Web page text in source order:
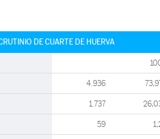
DE CUARTE DE HUERVA
4.936
1.737
59